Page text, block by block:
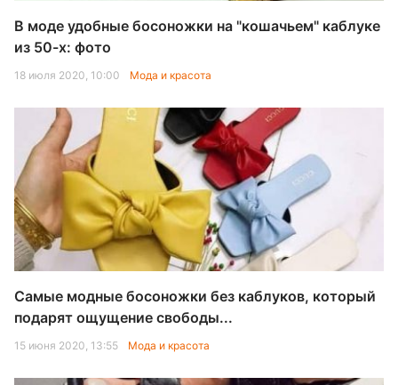
В моде удобные босоножки на "кошачьем" каблуке
из 50-х: фото
18 июля 2020, 10:00 Мода и красота
Самые модные босоножки без каблуков, который
подарят ощущение свободы...
15 июня 2020, 13:55 Мода и красота